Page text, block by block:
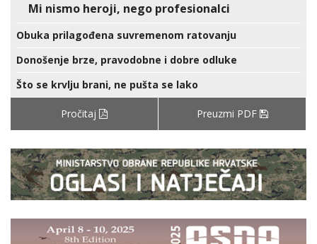
Mi nismo heroji, nego profesionalci
Obuka prilagođena suvremenom ratovanju
Donošenje brze, pravodobne i dobre odluke
Što se krvlju brani, ne pušta se lako
Pročitaj Preuzmi PDF